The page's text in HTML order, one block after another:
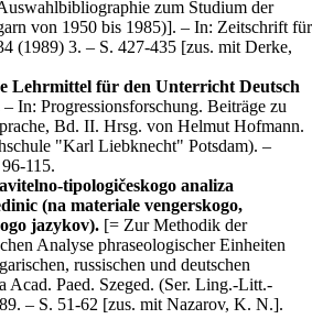
zum Studium der
von 1950 bis 1985)]. – In: Zeitschrift für
(1989) 3. – S. 427-435 [zus. mit Derke,
Lehrmittel für den Unterricht Deutsch
– In: Progressionsforschung. Beiträge zu
Bd. II. Hrsg. von Helmut Hofmann.
"Karl Liebknecht" Potsdam). –
115.
tipologičeskogo analiza
(na materiale vengerskogo,
jazykov). [= Zur Methodik der
Analyse phraseologischer Einheiten
russischen und deutschen
Acad. Paed. Szeged. (Ser. Ling.-Litt.-
– S. 51-62 [zus. mit Nazarov, K. N.].